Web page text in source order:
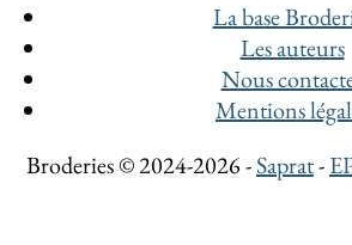
La base
Les auteurs
Nous
Mentions
Broderies © 2024-2026 -Saprat-